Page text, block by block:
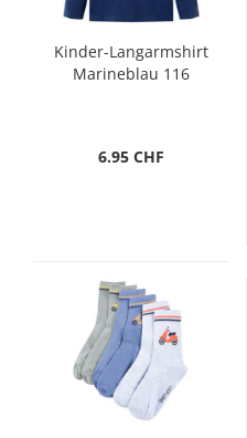
Kinder-Langarmshirt
Marineblau 116
6.95 CHF